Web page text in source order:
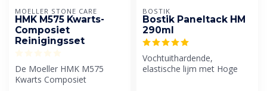
MOELLER STONE CARE
HMK M575 Kwarts-
Composiet
Reinigingsset
De Moeller HMK M575
Kwarts Composiet
BOSTIK
Bostik Paneltack HM
290ml
Vochtuithardende,
elastische lijm met Hoge